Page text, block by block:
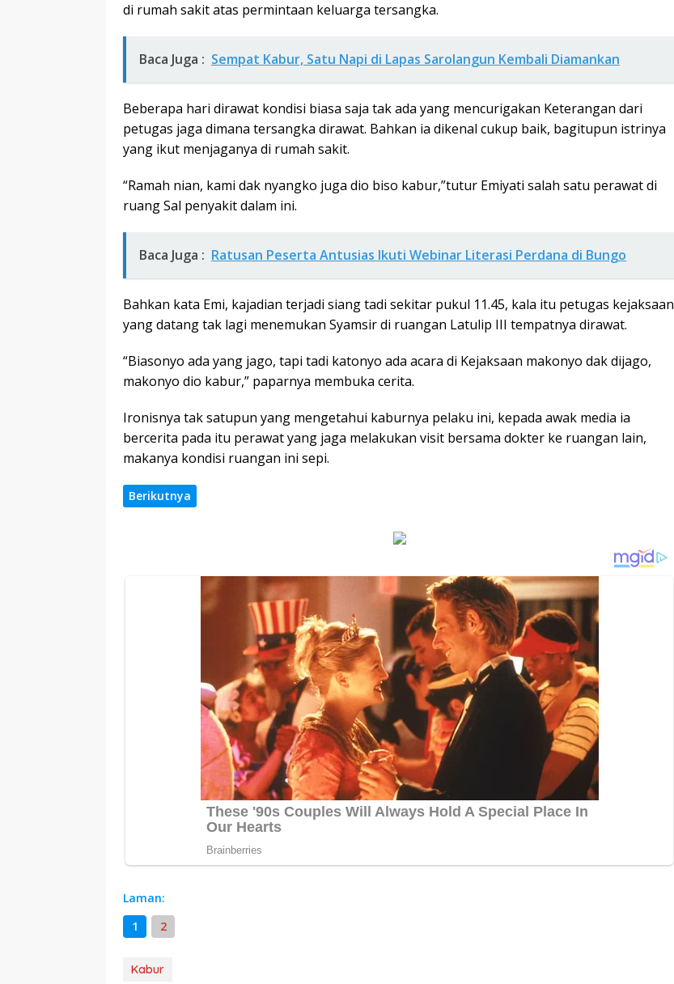
di rumah sakit atas permintaan keluarga tersangka.
Baca Juga : Sempat Kabur, Satu Napi di Lapas Sarolangun Kembali Diamankan
Beberapa hari dirawat kondisi biasa saja tak ada yang mencurigakan Keterangan dari
petugas jaga dimana tersangka dirawat. Bahkan ia dikenal cukup baik, bagitupun istrinya
yang ikut menjaganya di rumah sakit.
“Ramah nian, kami dak nyangko juga dio biso kabur,”tutur Emiyati salah satu perawat di
ruang Sal penyakit dalam ini.
Baca Juga : Ratusan Peserta Antusias Ikuti Webinar Literasi Perdana di Bungo
Bahkan kata Emi, kajadian terjadi siang tadi sekitar pukul 11.45, kala itu petugas kejaksaan
yang datang tak lagi menemukan Syamsir di ruangan Latulip III tempatnya dirawat.
“Biasonyo ada yang jago, tapi tadi katonyo ada acara di Kejaksaan makonyo dak dijago,
makonyo dio kabur,” paparnya membuka cerita.
Ironisnya tak satupun yang mengetahui kaburnya pelaku ini, kepada awak media ia
bercerita pada itu perawat yang jaga melakukan visit bersama dokter ke ruangan lain,
makanya kondisi ruangan ini sepi.
Berikutnya
Laman:
1
2
Kabur